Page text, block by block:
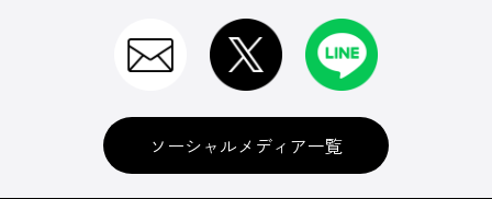
ソーシャルメディア一覧